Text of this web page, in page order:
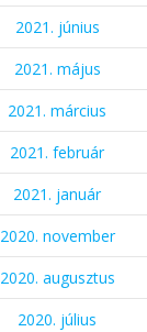
2021. június
2021. május
2021. március
2021. február
2021. január
2020. november
2020. augusztus
2020. július